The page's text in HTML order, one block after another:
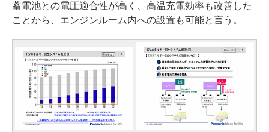
蓄電池との電圧適合性が高く、高温充電効率も改善した
ことから、エンジンルーム内への設置も可能と言う。